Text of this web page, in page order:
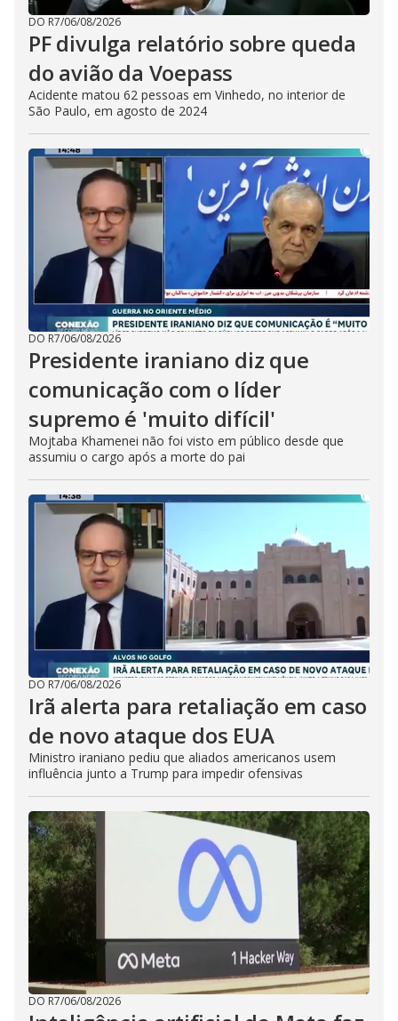
DO R7/06/08/2026
PF divulga relatório sobre queda
do avião da Voepass
Acidente matou 62 pessoas em Vinhedo, no interior de
São Paulo, em agosto de 2024
DO R7/06/08/2026
Presidente iraniano diz que
comunicação com o líder
supremo é 'muito difícil'
Mojtaba Khamenei não foi visto em público desde que
assumiu o cargo após a morte do pai
DO R7/06/08/2026
Irã alerta para retaliação em caso
de novo ataque dos EUA
Ministro iraniano pediu que aliados americanos usem
influência junto a Trump para impedir ofensivas
DO R7/06/08/2026